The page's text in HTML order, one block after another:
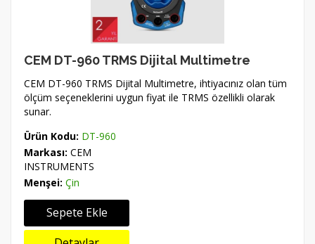
CEM DT-960 TRMS Dijital Multimetre
CEM DT-960 TRMS Dijital Multimetre, ihtiyacınız olan tüm
ölçüm seçeneklerini uygun fiyat ile TRMS özellikli olarak
sunar.
Ürün Kodu: DT-960
Markası: CEM
INSTRUMENTS
Menşei: Çin
Sepete Ekle